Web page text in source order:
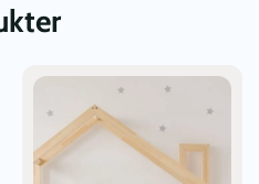
Den
produkten
har
flera